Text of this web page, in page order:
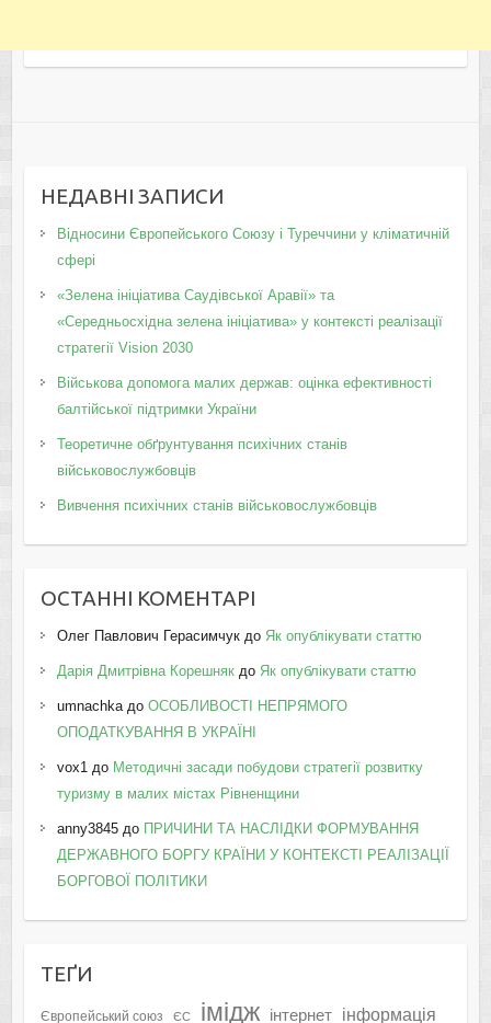
НЕДАВНІ ЗАПИСИ
Відносини Європейського Союзу і Туреччини у кліматичній
сфері
«Зелена ініціатива Саудівської Аравії» та
«Середньосхідна зелена ініціатива» у контексті реалізації
стратегії Vision 2030
Військова допомога малих держав: оцінка ефективності
балтійської підтримки України
Теоретичне обґрунтування психічних станів
військовослужбовців
Вивчення психічних станів військовослужбовців
ОСТАННІ КОМЕНТАРІ
Олег Павлович Герасимчукдо Як опублікувати статтю
Дарія Дмитрівна Корешнякдо Як опублікувати статтю
umnachkaдо ОСОБЛИВОСТІ НЕПРЯМОГО
ОПОДАТКУВАННЯ В УКРАЇНІ
vox1до Методичні засади побудови стратегії розвитку
туризму в малих містах Рівненщини
anny3845до ПРИЧИНИ ТА НАСЛІДКИ ФОРМУВАННЯ
ДЕРЖАВНОГО БОРГУ КРАЇНИ У КОНТЕКСТІ РЕАЛІЗАЦІЇ
БОРГОВОЇ ПОЛІТИКИ
ТЕҐИ
Європейський союз ЄС імідж інтернет інформація